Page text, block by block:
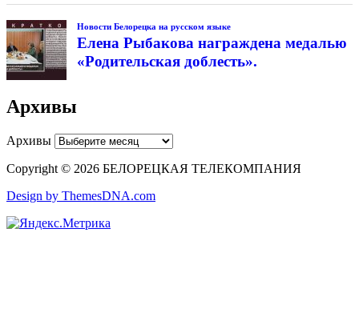
Новости Белорецка на русском языке
Елена Рыбакова награждена медалью
«Родительская доблесть».
Архивы
Архивы
Copyright © 2026 БЕЛОРЕЦКАЯ ТЕЛЕКОМПАНИЯ
Design by ThemesDNA.com